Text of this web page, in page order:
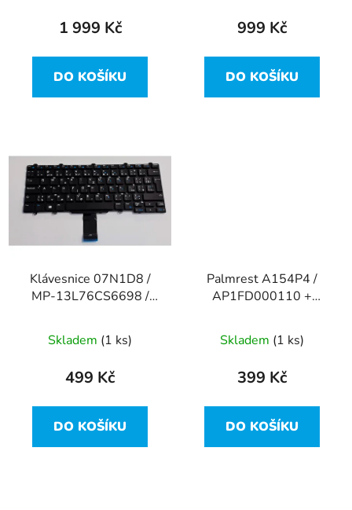
1 999 Kč
DO KOŠÍKU
999 Kč
DO KOŠÍKU
Klávesnice 07N1D8 /
MP-13L76CS6698 /
Latitude E5470
Skladem (1 ks)
499 Kč
DO KOŠÍKU
Palmrest A154P4 /
AP1FD000110 +
Latitude E5470
Skladem (1 ks)
399 Kč
DO KOŠÍKU